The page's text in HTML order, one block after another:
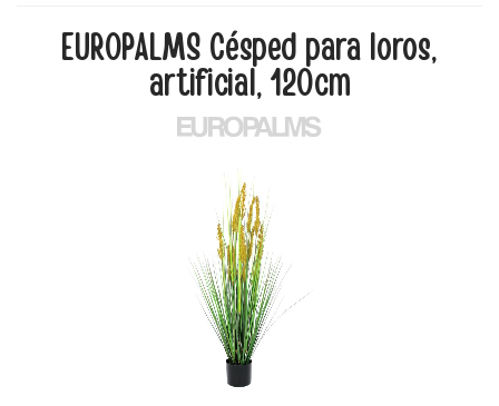
EUROPALMS Césped para loros,
artificial, 120cm